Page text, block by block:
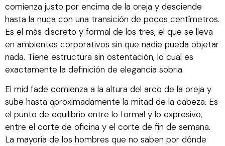
comienza justo por encima de la oreja y desciende
hasta la nuca con una transición de pocos centímetros.
Es el más discreto y formal de los tres, el que se lleva
en ambientes corporativos sin que nadie pueda objetar
nada. Tiene estructura sin ostentación, lo cual es
exactamente la definición de elegancia sobria.
El mid fade comienza a la altura del arco de la oreja y
sube hasta aproximadamente la mitad de la cabeza. Es
el punto de equilibrio entre lo formal y lo expresivo,
entre el corte de oficina y el corte de fin de semana.
La mayoría de los hombres que no saben por dónde